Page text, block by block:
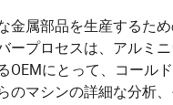
属部品を生産するた
プロセスは、アルミ
にとって、コール
マシンの詳細な分析